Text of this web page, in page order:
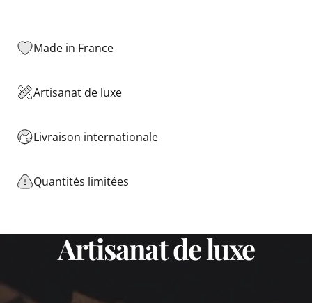
Made in France
Artisanat de luxe
Livraison internationale
Quantités limitées
Artisanatdeluxe